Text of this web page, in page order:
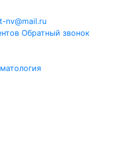
nv@mail.ru
Обратный звонок